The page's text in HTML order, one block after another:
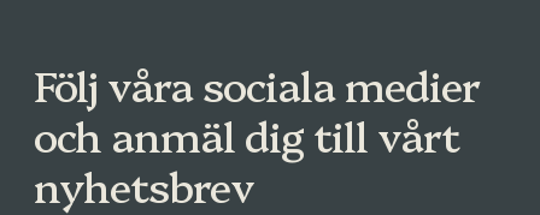
Följ våra sociala medier
och anmäl dig till vårt
nyhetsbrev